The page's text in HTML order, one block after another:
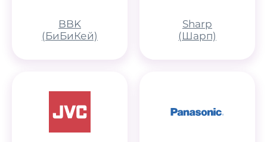
BBK
(БиБиКей)
Sharp
(Шарп)